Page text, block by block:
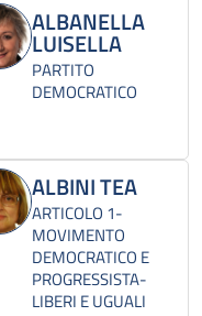
ALBANELLA
LUISELLA
PARTITO
DEMOCRATICO
ALBINI TEA
ARTICOLO 1-
MOVIMENTO
DEMOCRATICO E
PROGRESSISTA-
LIBERI E UGUALI